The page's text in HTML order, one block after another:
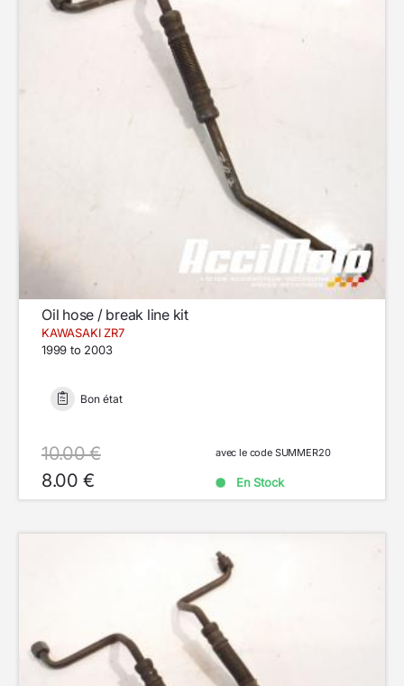
Oil hose / break line kit
KAWASAKI ZR7
1999 to 2003
Bon état
10.00 €
8.00 €
avec le code SUMMER20
En Stock